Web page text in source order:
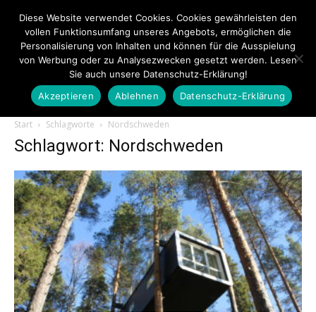
Touristiknews.de
Touristiknews
und
Start Schlagworte Nordschweden
Schlagwort: Nordschweden
Diese Website verwendet Cookies. Cookies gewährleisten den
vollen Funktionsumfang unseres Angebots, ermöglichen die
Personalisierung von Inhalten und können für die Ausspielung
von Werbung oder zu Analysezwecken gesetzt werden. Lesen
Sie auch unsere Datenschutz-Erklärung!
Akzeptieren
Ablehnen Datenschutz-Erklärung